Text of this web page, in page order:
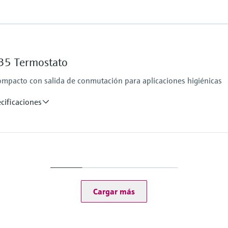
Máx. longitud de
hasta 600,00 mm
Termostato
con salida de conmutación para aplicaciones higiénicas
Cargar más